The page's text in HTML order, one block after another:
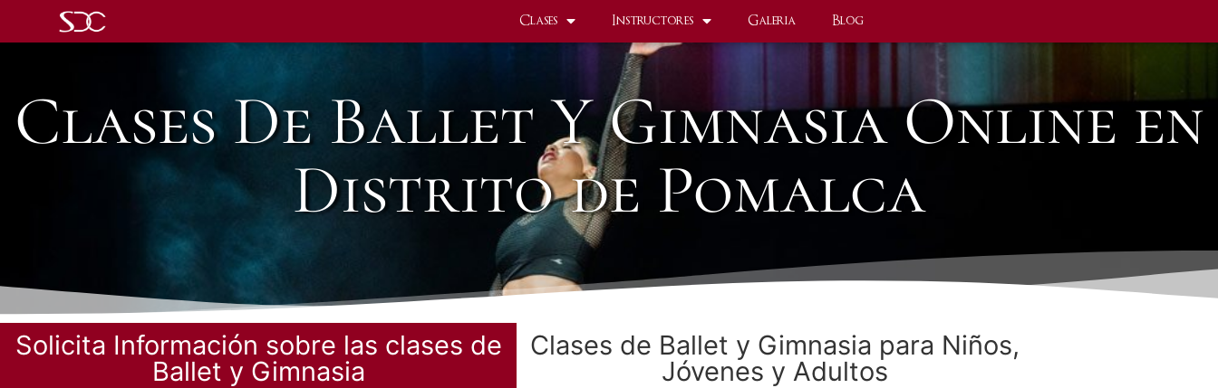
Clases Instructores Galeria Blog
Clases De Ballet Y Gimnasia Online en
Distrito de Pomalca
Solicita Información sobre las clases de
Ballet y Gimnasia
Clases de Ballet y Gimnasia para Niños,
Jóvenes y Adultos